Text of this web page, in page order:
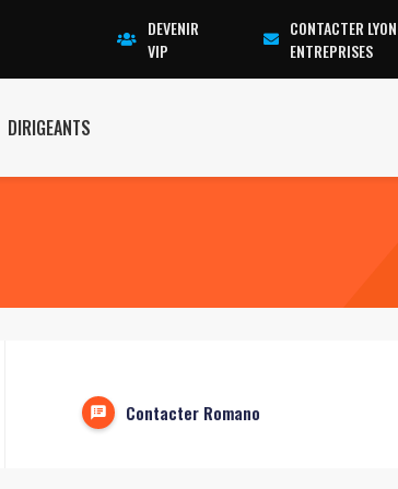
DEVENIR
VIP
CONTACTER LYON
ENTREPRISES
DIRIGEANTS
Contacter Romano